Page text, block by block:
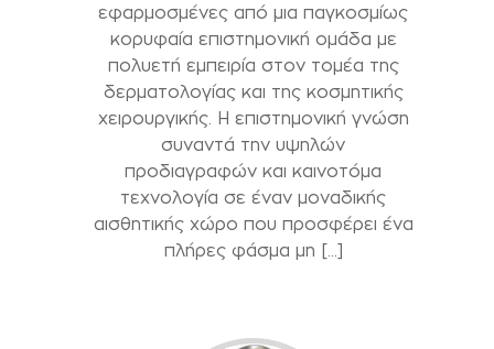
εφαρμοσμένες από μια παγκοσμίως
κορυφαία επιστημονική ομάδα με
πολυετή εμπειρία στον τομέα της
δερματολογίας και της κοσμητικής
χειρουργικής. Η επιστημονική γνώση
συναντά την υψηλών
προδιαγραφών και καινοτόμα
τεχνολογία σε έναν μοναδικής
αισθητικής χώρο που προσφέρει ένα
πλήρες φάσμα μη […]